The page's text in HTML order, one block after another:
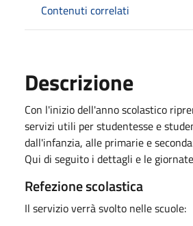
Contenuti correlati
Descrizione
Con l'inizio dell'anno scolastico
servizi utili per studentesse e
dall'infanzia, alle primarie e
Qui di seguito i dettagli e le
Refezione scolastica
Il servizio verrà svolto nelle scuole: